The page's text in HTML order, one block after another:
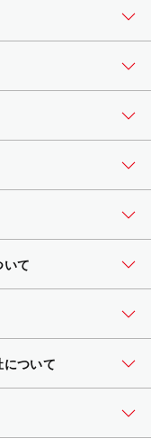
いて
ついて